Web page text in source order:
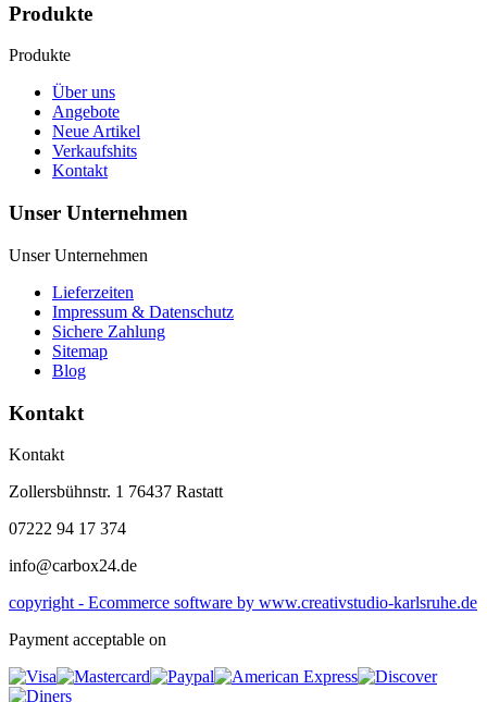
Produkte
Produkte
Über uns
Angebote
Neue Artikel
Verkaufshits
Kontakt
Unser Unternehmen
Unser Unternehmen
Lieferzeiten
Impressum & Datenschutz
Sichere Zahlung
Sitemap
Blog
Kontakt
Kontakt
Zollersbühnstr. 1 76437 Rastatt
07222 94 17 374
info@carbox24.de
copyright - Ecommerce software by www.creativstudio-karlsruhe.de
Payment acceptable on